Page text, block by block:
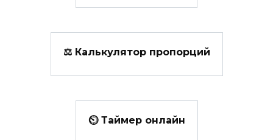
⚖ Калькулятор пропорций
⏲ Таймер онлайн